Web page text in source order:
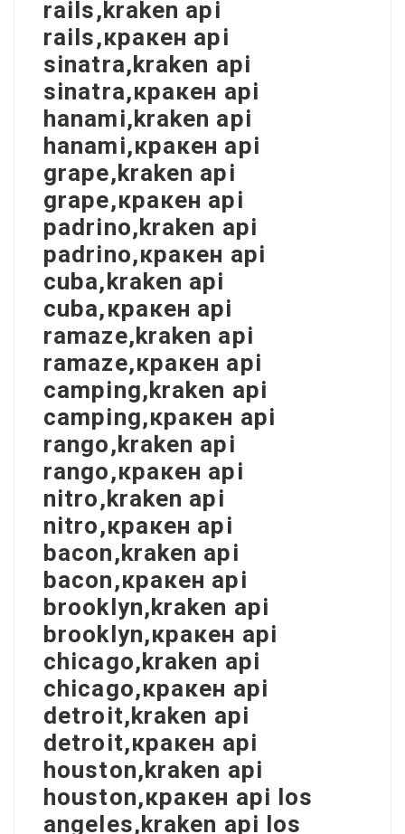
rails,kraken api
rails,кракен api
sinatra,kraken api
sinatra,кракен api
hanami,kraken api
hanami,кракен api
grape,kraken api
grape,кракен api
padrino,kraken api
padrino,кракен api
cuba,kraken api
cuba,кракен api
ramaze,kraken api
ramaze,кракен api
camping,kraken api
camping,кракен api
rango,kraken api
rango,кракен api
nitro,kraken api
nitro,кракен api
bacon,kraken api
bacon,кракен api
brooklyn,kraken api
brooklyn,кракен api
chicago,kraken api
chicago,кракен api
detroit,kraken api
detroit,кракен api
houston,kraken api
houston,кракен api los
angeles,kraken api los